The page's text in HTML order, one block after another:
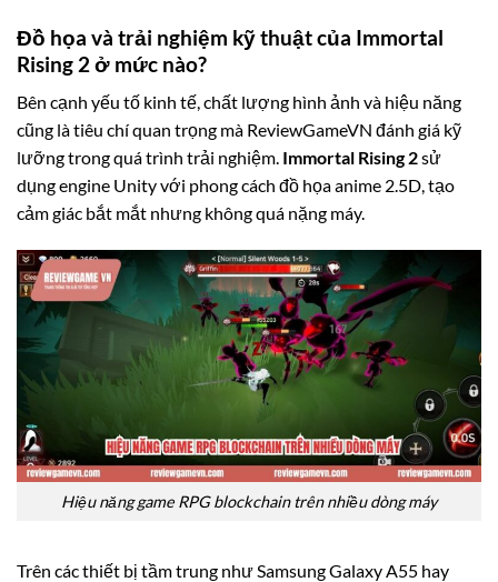
Đồ họa và trải nghiệm kỹ thuật của Immortal
Rising 2 ở mức nào?
Bên cạnh yếu tố kinh tế, chất lượng hình ảnh và hiệu năng
cũng là tiêu chí quan trọng mà ReviewGameVN đánh giá kỹ
lưỡng trong quá trình trải nghiệm. Immortal Rising 2sử
dụng engine Unity với phong cách đồ họa anime 2.5D, tạo
cảm giác bắt mắt nhưng không quá nặng máy.
Hiệu năng game RPG blockchain trên nhiều dòng máy
Trên các thiết bị tầm trung như Samsung Galaxy A55 hay